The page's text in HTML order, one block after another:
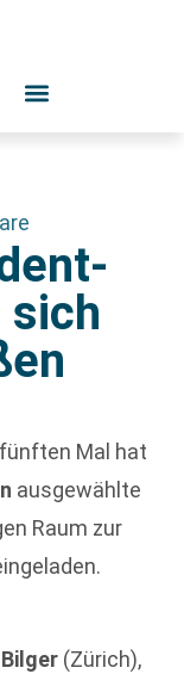
Mal hat
ausgewählte
Raum zur
Bilger (Zürich),